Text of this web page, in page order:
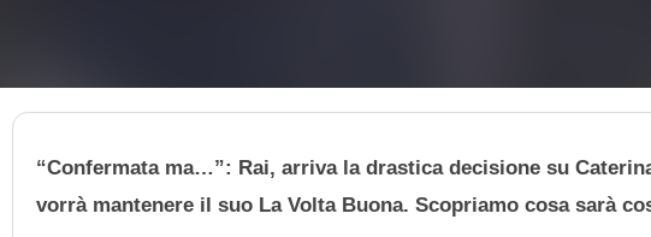
“Confermata ma…”: Rai, arriva la drastica decisione su
vorrà mantenere il suo La Volta Buona. Scopriamo cosa sarà